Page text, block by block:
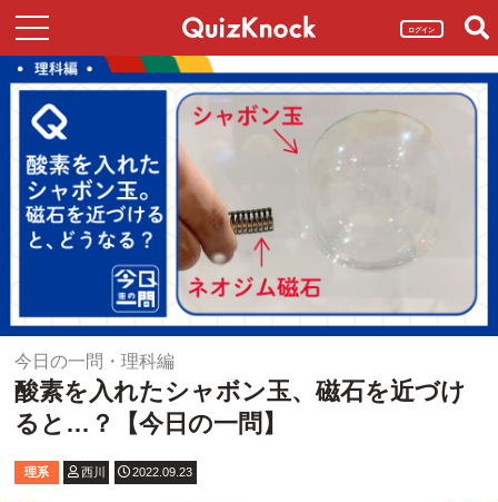
ログイン
今日の一問・理科編
酸素を入れたシャボン玉、磁石を近づけ
ると…？【今日の一問】
理系 西川 2022.09.23